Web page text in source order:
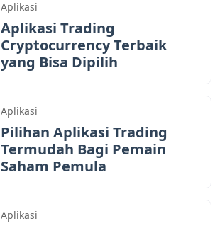
Aplikasi
Aplikasi Trading
Cryptocurrency Terbaik
yang Bisa Dipilih
Aplikasi
Pilihan Aplikasi Trading
Termudah Bagi Pemain
Saham Pemula
Aplikasi